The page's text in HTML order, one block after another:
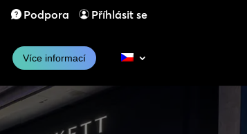
Podpora Příhlásit se
Více informací